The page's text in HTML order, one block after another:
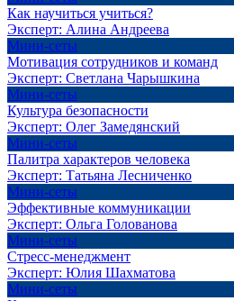
Как научиться учиться?
Эксперт: Алина Андреева
Мини-сеты
Мотивация сотрудников и команд
Эксперт: Светлана Чарышкина
Мини-сеты
Культура безопасности
Эксперт: Олег Замедянский
Мини-сеты
Палитра характеров человека
Эксперт: Татьяна Лесниченко
Мини-сеты
Эффективные коммуникации
Эксперт: Ольга Голованова
Мини-сеты
Стресс-менеджмент
Эксперт: Юлия Шахматова
Мини-сеты